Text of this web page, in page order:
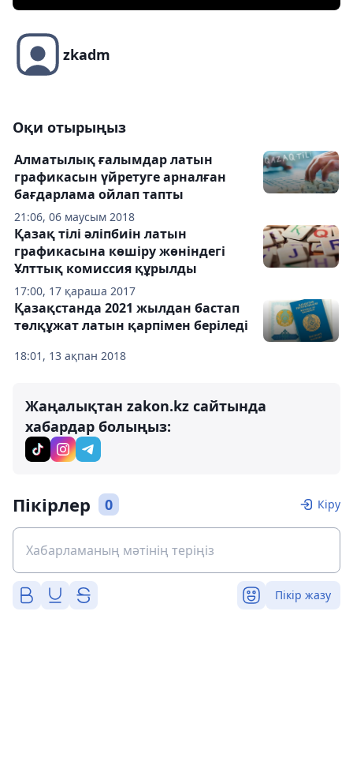
zkadm
Оқи отырыңыз
21:06, 06 маусым 2018
Алматылық ғалымдар латын
графикасын үйретуге арналған
бағдарлама ойлап тапты
17:00, 17 қараша 2017
Қазақ тілі әліпбиін латын
графикасына көшіру жөніндегі
Ұлттық комиссия құрылды
18:01, 13 ақпан 2018
Қазақстанда 2021 жылдан бастап
төлқұжат латын қарпімен беріледі
Жаңалықтан zakon.kz сайтында
хабардар болыңыз:
Пікірлер 0 Кіру
Пікір жазу